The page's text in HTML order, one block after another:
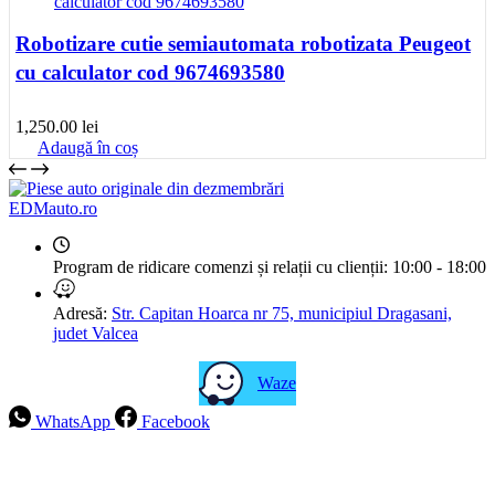
Robotizare cutie semiautomata robotizata Peugeot
cu calculator cod 9674693580
1,250.00 lei
Adaugă în coș
EDMauto.ro
Program de ridicare comenzi și relații cu clienții: 10:00 - 18:00
Adresă: Str. Capitan Hoarca nr 75, municipiul Dragasani,
judet Valcea
Waze
WhatsApp
Facebook